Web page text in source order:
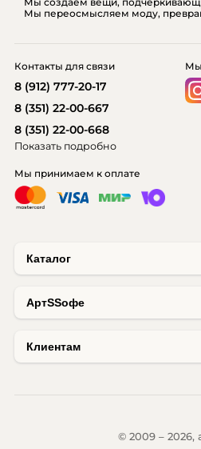
Мы переосмысляем моду,
Каталог
AртSSофе
Клиентам
Мы принимаем к оплате
Мы
Контакты для связи
8 (912) 777-20-17
8 (351) 22-00-667
8 (351) 22-00-668
Показать подробно
© 2009 – 2026,